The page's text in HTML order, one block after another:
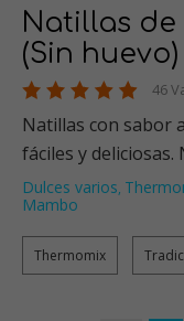
Natillas
(Sin huevo)
46
Natillas con sabor
fáciles y deliciosas.
Dulces varios,
Mambo
Thermomix